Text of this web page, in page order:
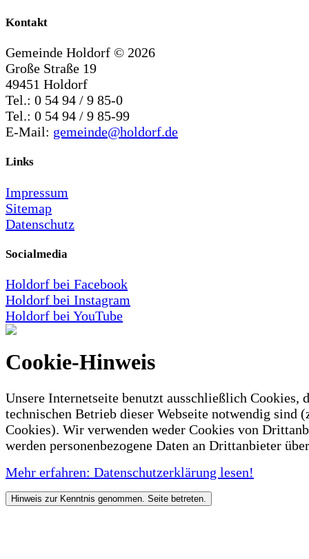
Kontakt
Gemeinde Holdorf © 2026
Große Straße 19
49451 Holdorf
Tel.: 0 54 94 / 9 85-0
Tel.: 0 54 94 / 9 85-99
E-Mail: gemeinde@holdorf.de
Links
Impressum
Sitemap
Datenschutz
Socialmedia
Holdorf bei Facebook
Holdorf bei Instagram
Holdorf bei YouTube
Cookie-Hinweis
Unsere Internetseite benutzt ausschließlich Cookies,
technischen Betrieb dieser Webseite notwendig sind
Cookies). Wir verwenden weder Cookies von
werden personenbezogene Daten an Drittanbieter
Mehr erfahren: Datenschutzerklärung lesen!
Hinweis zur Kenntnis genommen. Seite betreten.